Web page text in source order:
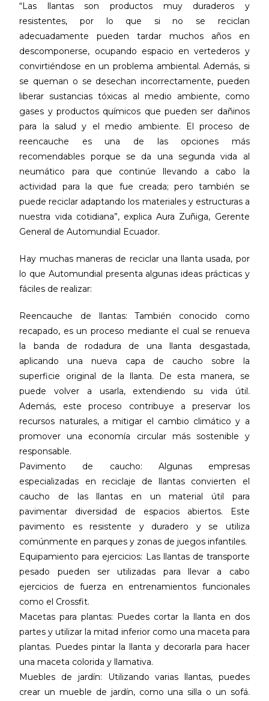
“Las llantas son productos muy duraderos y
resistentes, por lo que si no se reciclan
adecuadamente pueden tardar muchos años en
descomponerse, ocupando espacio en vertederos y
convirtiéndose en un problema ambiental. Además, si
se queman o se desechan incorrectamente, pueden
liberar sustancias tóxicas al medio ambiente, como
gases y productos químicos que pueden ser dañinos
para la salud y el medio ambiente. El proceso de
reencauche es una de las opciones más
recomendables porque se da una segunda vida al
neumático para que continúe llevando a cabo la
actividad para la que fue creada; pero también se
puede reciclar adaptando los materiales y estructuras a
nuestra vida cotidiana”, explica Aura Zuñiga, Gerente
General de Automundial Ecuador.
Hay muchas maneras de reciclar una llanta usada, por
lo que Automundial presenta algunas ideas prácticas y
fáciles de realizar:
Reencauche de llantas: También conocido como
recapado, es un proceso mediante el cual se renueva
la banda de rodadura de una llanta desgastada,
aplicando una nueva capa de caucho sobre la
superficie original de la llanta. De esta manera, se
puede volver a usarla, extendiendo su vida útil.
Además, este proceso contribuye a preservar los
recursos naturales, a mitigar el cambio climático y a
promover una economía circular más sostenible y
responsable.
Pavimento de caucho: Algunas empresas
especializadas en reciclaje de llantas convierten el
caucho de las llantas en un material útil para
pavimentar diversidad de espacios abiertos. Este
pavimento es resistente y duradero y se utiliza
comúnmente en parques y zonas de juegos infantiles.
Equipamiento para ejercicios: Las llantas de transporte
pesado pueden ser utilizadas para llevar a cabo
ejercicios de fuerza en entrenamientos funcionales
como el Crossfit.
Macetas para plantas: Puedes cortar la llanta en dos
partes y utilizar la mitad inferior como una maceta para
plantas. Puedes pintar la llanta y decorarla para hacer
una maceta colorida y llamativa.
Muebles de jardín: Utilizando varias llantas, puedes
crear un mueble de jardín, como una silla o un sofá.